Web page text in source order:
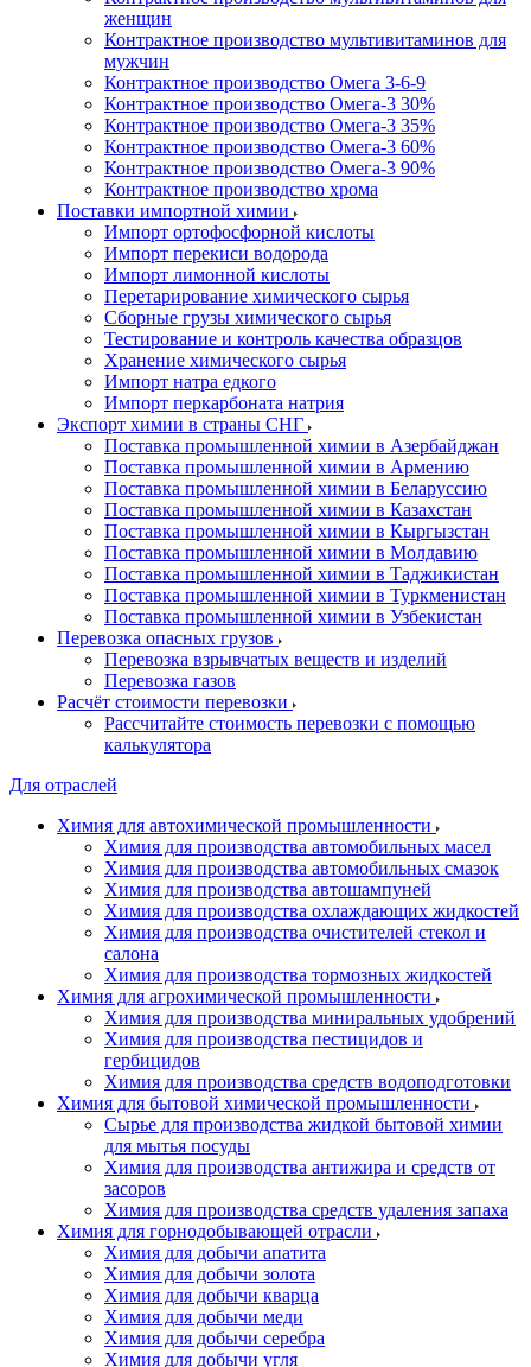
женщин
Контрактное производство мультивитаминов для
мужчин
Контрактное производство Омега 3-6-9
Контрактное производство Омега-3 30%
Контрактное производство Омега-3 35%
Контрактное производство Омега-3 60%
Контрактное производство Омега-3 90%
Контрактное производство хрома
Поставки импортной химии
Импорт ортофосфорной кислоты
Импорт перекиси водорода
Импорт лимонной кислоты
Перетарирование химического сырья
Сборные грузы химического сырья
Тестирование и контроль качества образцов
Хранение химического сырья
Импорт натра едкого
Импорт перкарбоната натрия
Экспорт химии в страны СНГ
Поставка промышленной химии в Азербайджан
Поставка промышленной химии в Армению
Поставка промышленной химии в Беларуссию
Поставка промышленной химии в Казахстан
Поставка промышленной химии в Кыргызстан
Поставка промышленной химии в Молдавию
Поставка промышленной химии в Таджикистан
Поставка промышленной химии в Туркменистан
Поставка промышленной химии в Узбекистан
Перевозка опасных грузов
Перевозка взрывчатых веществ и изделий
Перевозка газов
Расчёт стоимости перевозки
Рассчитайте стоимость перевозки с помощью
калькулятора
Для отраслей
Химия для автохимической промышленности
Химия для производства автомобильных масел
Химия для производства автомобильных смазок
Химия для производства автошампуней
Химия для производства охлаждающих жидкостей
Химия для производства очистителей стекол и
салона
Химия для производства тормозных жидкостей
Химия для агрохимической промышленности
Химия для производства миниральных удобрений
Химия для производства пестицидов и
гербицидов
Химия для производства средств водоподготовки
Химия для бытовой химической промышленности
Сырье для производства жидкой бытовой химии
для мытья посуды
Химия для производства антижира и средств от
засоров
Химия для производства средств удаления запаха
Химия для горнодобывающей отрасли
Химия для добычи апатита
Химия для добычи золота
Химия для добычи кварца
Химия для добычи меди
Химия для добычи серебра
Химия для добычи угля